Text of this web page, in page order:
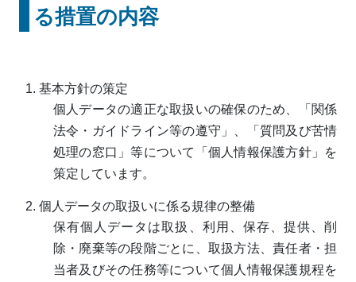
る措置の内容
基本方針の策定
個人データの適正な取扱いの確保のため、「関係
法令・ガイドライン等の遵守」、「質問及び苦情
処理の窓口」等について「個人情報保護方針」を
策定しています。
個人データの取扱いに係る規律の整備
保有個人データは取扱、利用、保存、提供、削
除・廃棄等の段階ごとに、取扱方法、責任者・担
当者及びその任務等について個人情報保護規程を